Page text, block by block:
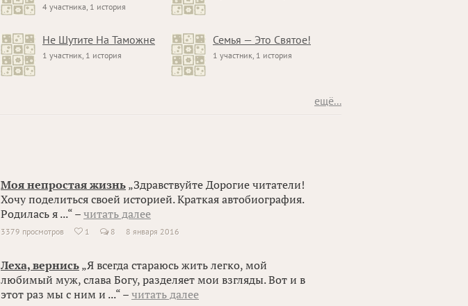
4 участника, 1 история
Не Шутите На Таможне
1 участник, 1 история
Семья — Это Святое!
1 участник, 1 история
ещё...
Моя непростая жизнь „Здравствуйте Дорогие читатели!
Хочу поделиться своей историей. Краткая автобиография.
Родилась я ...“ – читать далее
3379 просмотров  1 8 8 января 2016
Леха, вернись „Я всегда стараюсь жить легко, мой
любимый муж, слава Богу, разделяет мои взгляды. Вот и в
этот раз мы с ним и ...“ – читать далее